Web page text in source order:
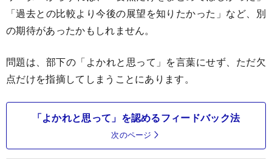
「過去との比較より今後の展望を知りたかった」など、別
の期待があったかもしれません。
問題は、部下の「よかれと思って」を言葉にせず、ただ欠
点だけを指摘してしまうことにあります。
「よかれと思って」を認めるフィードバック法
次のページ